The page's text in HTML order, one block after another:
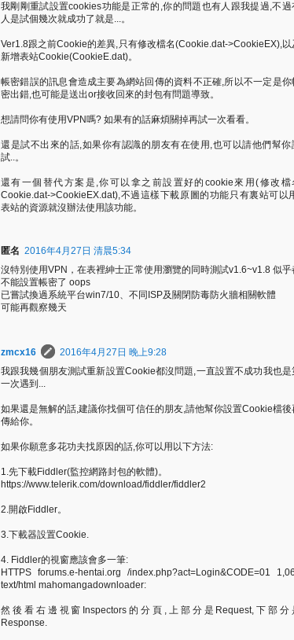
我剛剛重試設置cookies功能是正常的,你的問題也有人跟我提過,不過
人是試個幾次就成功了就是...。
Ver1.8跟之前Cookie的差異,只有修改檔名(Cookie.dat->CookieEX),以
新增表站Cookie(CookieE.dat)。
帳密錯誤的訊息會造成主要為網站回傳的資料不正確,所以不一定是你
密出錯,也可能是送出or接收回來的封包有問題導致。
想請問你有使用VPN嗎? 如果有的話麻煩關掉再試一次看看。
還是試不出來的話,如果你有認識的朋友有在使用,也可以請他們幫你
試..。
還有一個替代方案是,你可以拿之前設置好的cookie來用(修改檔
Cookie.dat->CookieEX.dat),不過這樣下載原圖的功能只有裏站可以
表站的資源就沒辦法使用該功能。
匿名 2016年4月27日 清晨5:34
沒特別使用VPN，在表裡紳士正常使用瀏覽的同時測試v1.6~v1.8 似乎
不能設置帳密了 oops
已嘗試換過系統平台win7/10、不同ISP及關閉防毒防火牆相關軟體
可能再觀察幾天
zmcx16
2016年4月27日 晚上9:28
我跟我幾個朋友測試重新設置Cookie都沒問題,一直設置不成功我也是
一次遇到...
如果還是無解的話,建議你找個可信任的朋友,請他幫你設置Cookie檔後
傳給你。
如果你願意多花功夫找原因的話,你可以用以下方法:
1.先下載Fiddler(監控網路封包的軟體)。
https://www.telerik.com/download/fiddler/fiddler2
2.開啟Fiddler。
3.下載器設置Cookie.
4. Fiddler的視窗應該會多一筆:
HTTPS forums.e-hentai.org /index.php?act=Login&CODE=01
text/html mahomangadownloader:
然後看右邊視窗Inspectors的分頁,上部分是Request,下部分
Response.